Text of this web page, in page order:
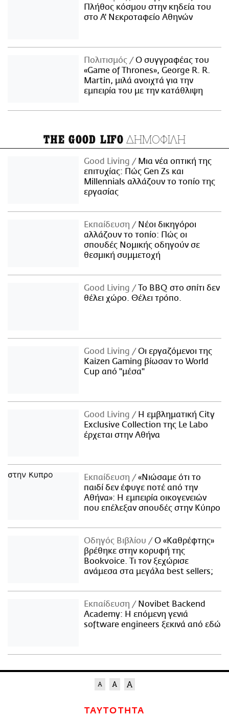
Πλήθος κόσμου στην κηδεία του
στο Α' Νεκροταφείο Αθηνών
Πολιτισμός
Ο συγγραφέας του
«Game of Thrones», George R. R.
Martin, μιλά ανοιχτά για την
εμπειρία του με την κατάθλιψη
THE GOOD LIFO ΔΗΜΟΦΙΛΗ
Good Living
Μια νέα οπτική της
επιτυχίας: Πώς Gen Zs και
Millennials αλλάζουν το τοπίο της
εργασίας
Εκπαίδευση
Νέοι δικηγόροι
αλλάζουν το τοπίο: Πώς οι
σπουδές Νομικής οδηγούν σε
θεσμική συμμετοχή
Good Living
Το BBQ στο σπίτι δεν
θέλει χώρο. Θέλει τρόπο.
Good Living
Οι εργαζόμενοι της
Kaizen Gaming βίωσαν το World
Cup από "μέσα"
Good Living
Η εμβληματική City
Exclusive Collection της Le Labo
έρχεται στην Αθήνα
Εκπαίδευση
«Νιώσαμε ότι το
παιδί δεν έφυγε ποτέ από την
Αθήνα»: Η εμπειρία οικογενειών
που επέλεξαν σπουδές στην Κύπρο
Οδηγός Βιβλίου
Ο «Καθρέφτης»
βρέθηκε στην κορυφή της
Bookvoice. Τι τον ξεχώρισε
ανάμεσα στα μεγάλα best sellers;
Εκπαίδευση
Novibet Backend
Academy: Η επόμενη γενιά
software engineers ξεκινά από εδώ
ΤΑΥΤΟΤΗΤΑ